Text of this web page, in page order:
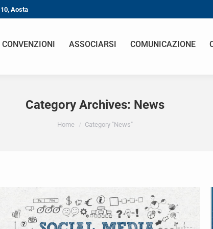
Aosta
CONVENZIONI ASSOCIARSI COMUNICAZIONE
Category Archives: News
Home Category "News"